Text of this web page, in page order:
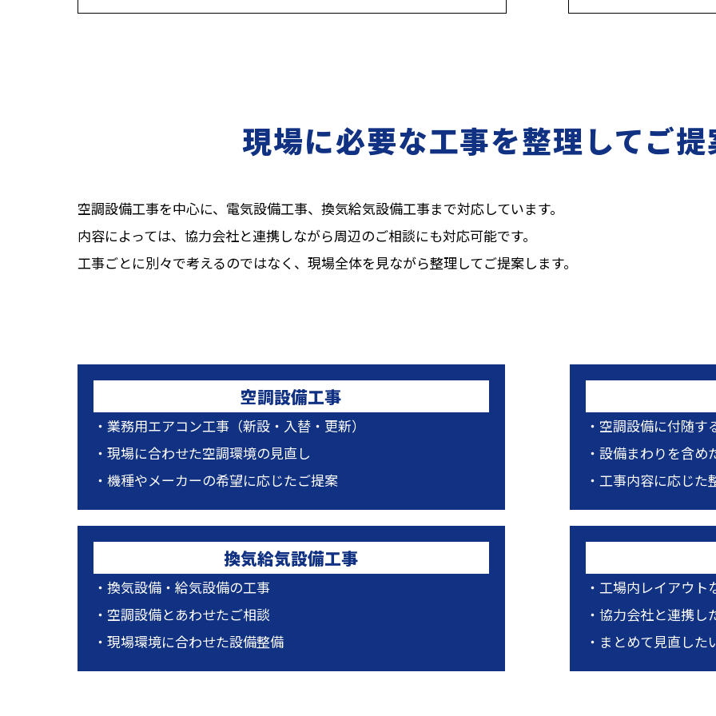
現場に必要な工事を整理してご
空調設備工事を中心に、電気設備工事、換気給気設備工事まで対応しています。
内容によっては、協力会社と連携しながら周辺のご相談にも対応可能です。
工事ごとに別々で考えるのではなく、現場全体を見ながら整理してご提案します。
空調設備工事
・業務用エアコン工事（新設・入替・更新）
・現場に合わせた空調環境の見直し
・機種やメーカーの希望に応じたご提案
・空調設備に付随す
・設備まわりを含め
・工事内容に応じた
換気給気設備工事
・換気設備・給気設備の工事
・空調設備とあわせたご相談
・現場環境に合わせた設備整備
・工場内レイアウト
・協力会社と連携し
・まとめて見直した